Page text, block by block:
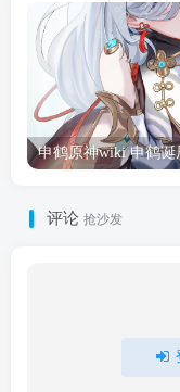
申鹤原神wiki 申鹤诞
评论 抢沙发